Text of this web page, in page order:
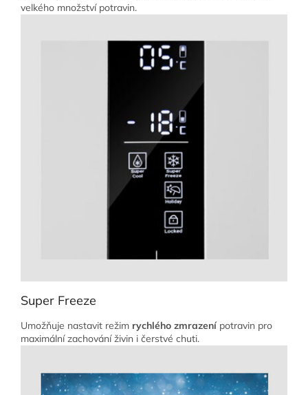
velkého množství potravin.
Super Freeze
Umožňuje nastavit režim rychlého zmrazení potravin pro
maximální zachování živin i čerstvé chuti.